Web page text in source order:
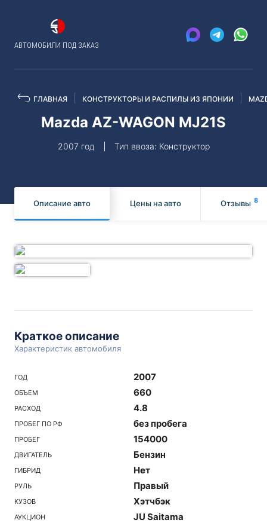
АВТОМОБИЛИ ПОД ЗАКАЗ
ГЛАВНАЯ КОНСТРУКТОРЫ И РАСПИЛЫ ИЗ ЯПОНИИ
Mazda AZ-WAGON MJ21S
2007 год Тип ввоза: Конструктор
Описание авто Цены на авто Отзывы 8
Краткое описание
Характеристик автомобиля
ГОД 2007
ОБЪЕМ 660
РАСХОД 4.8
ПРОБЕГ ПО РФ без пробега
ПРОБЕГ 154000
ДВИГАТЕЛЬ Бензин
ГИБРИД Нет
РУЛЬ Правый
КУЗОВ Хэтчбэк
АУКЦИОН JU Saitama